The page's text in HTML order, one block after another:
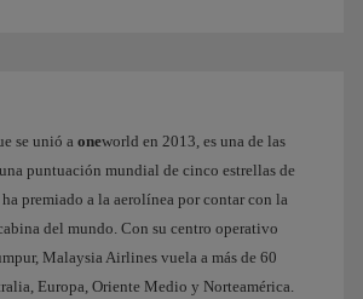
se unió aoneworld en 2013, es una de las
puntuación mundial de cinco estrellas de
premiado a la aerolínea por contar con la
del mundo. Con su centro operativo
Malaysia Airlines vuela a más de 60
Europa, Oriente Medio y Norteamérica.